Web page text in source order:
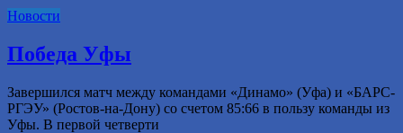
Новости
Победа Уфы
Завершился матч между командами «Динамо» (Уфа) и «БАРС-
РГЭУ» (Ростов-на-Дону) со счетом 85:66 в пользу команды из
Уфы. В первой четверти